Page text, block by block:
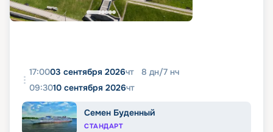
17:0003 сентября 2026чт 8 дн/7 нч
09:3010 сентября 2026чт
Семен Буденный
СТАНДАРТ